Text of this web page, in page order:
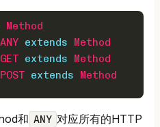
Method
ANY extends
Method
GET extends
Method
POST extends Method
和 ANY 对应所有的HTTP